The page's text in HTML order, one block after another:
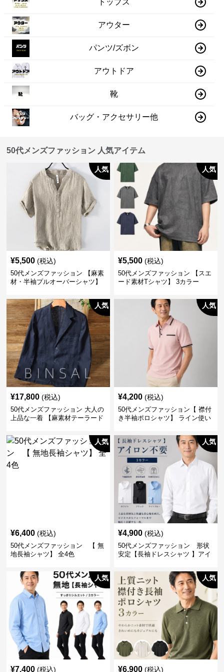
トップス
アウター
パンツ/ズボン
アウトドア
靴
バッグ・アクセサリー他
50代メンズファッション 人気アイテム
人気
¥5,500 (税込)
50代メンズファッション 【麻素
材・半袖プルオーバーシャツ】
人気
¥5,500 (税込)
50代メンズファッション 【スエ
ード素材Tシャツ】 3カラー
人気
¥17,800 (税込)
50代メンズファッション 大人の
上品な一着 【麻素材テーラード
人気
¥4,200 (税込)
50代メンズファッション【 襟付
き半袖ポロシャツ】 ライン使い
人気
¥6,400 (税込)
50代メンズファッション 【 無
地長袖シャツ】 全4色
人気
¥4,900 (税込)
50代メンズファッション 形状
安定【長袖ドレスシャツ 】アイ
人気
¥7,400 (税込)
人気
¥6,900 (税込)